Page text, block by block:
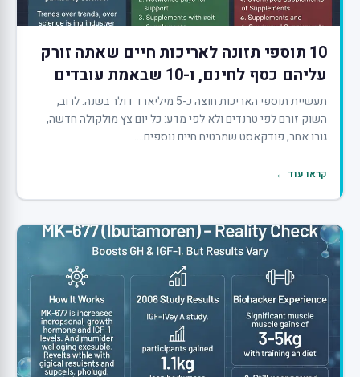
10 תוספי תזונה לאריכות חיים שאתה זורק
עליהם כסף לחינם, ו-10 שבאמת עובדים
תעשיית תוספי האריכות חוצה כ-5 מיליארד דולר בשנה. לרוב,
השוק זורם לפי טרנדים ולא לפי מדע: כל יום צץ מולקולה חדשה,
גורו אחר, פודקאסט שמבטיח חיים נוספים....
קראו עוד ←